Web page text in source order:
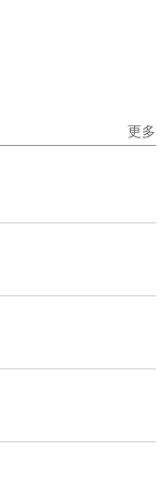
更多